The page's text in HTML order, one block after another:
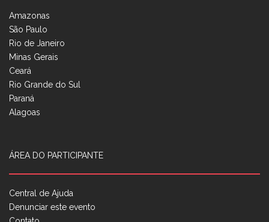
Amazonas
São Paulo
Rio de Janeiro
Minas Gerais
Ceará
Rio Grande do Sul
Paraná
Alagoas
ÁREA DO PARTICIPANTE
Central de Ajuda
Denunciar este evento